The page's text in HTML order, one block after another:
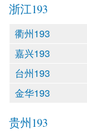
浙江193
衢州193
嘉兴193
台州193
金华193
贵州193